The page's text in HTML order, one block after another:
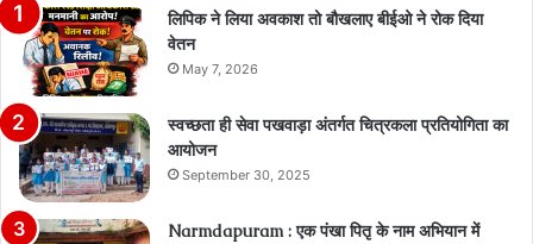
लिपिक ने लिया अवकाश तो बौखलाए बीईओ ने रोक दिया
वेतन
May 7, 2026
स्वच्छता ही सेवा पखवाड़ा अंतर्गत चित्रकला प्रतियोगिता का
आयोजन
September 30, 2025
Narmdapuram : एक पंखा पितृ के नाम अभियान में